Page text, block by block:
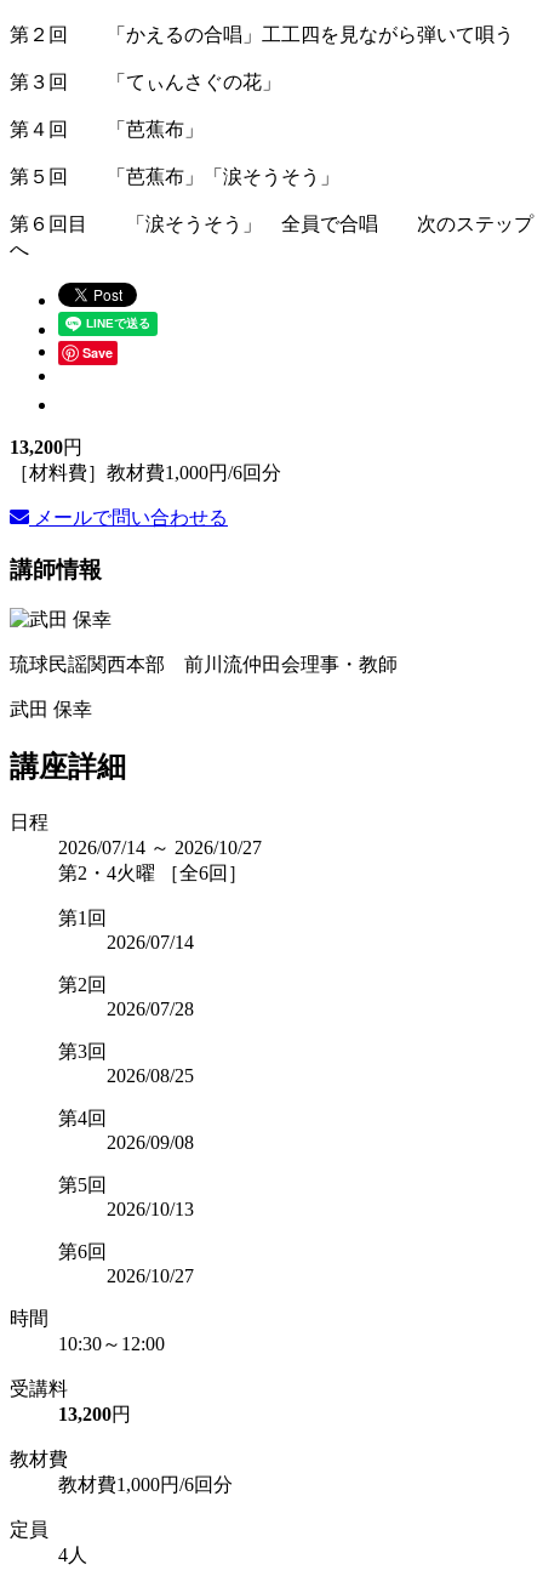
第２回 「かえるの合唱」工工四を見ながら弾いて唄う
第３回 「てぃんさぐの花」
第４回 「芭蕉布」
第５回 「芭蕉布」「涙そうそう」
第６回目 「涙そうそう」 全員で合唱 次のステップ
へ
Save
13,200円
［材料費］教材費1,000円/6回分
メールで問い合わせる
講師情報
琉球民謡関西本部 前川流仲田会理事・教師
武田 保幸
講座詳細
日程
2026/07/14 ～ 2026/10/27
第2・4火曜 ［全6回］
第1回
2026/07/14
第2回
2026/07/28
第3回
2026/08/25
第4回
2026/09/08
第5回
2026/10/13
第6回
2026/10/27
時間
10:30～12:00
受講料
13,200円
教材費
教材費1,000円/6回分
定員
4人